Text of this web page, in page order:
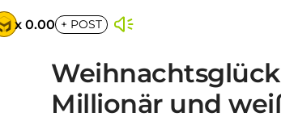
x 0.00 + POST
Millionär und